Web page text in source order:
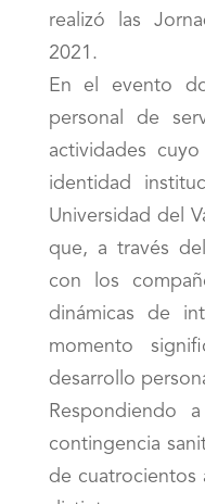
realizó las
2021.
En el evento
personal de
actividades
identidad
Universidad del
que, a través
con los
dinámicas de
momento
desarrollo
Respondiendo
contingencia
de cuatrocientos